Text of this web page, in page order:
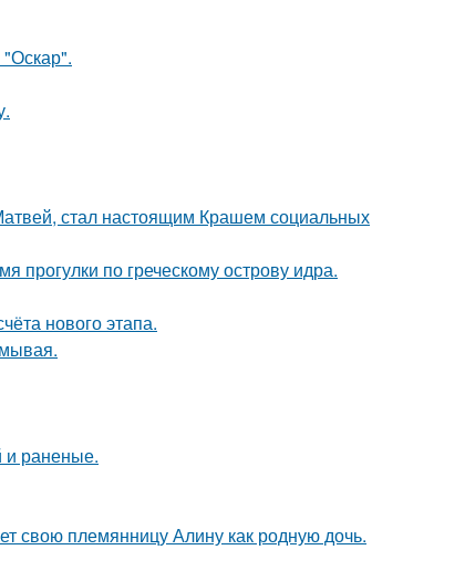
стал настоящим Крашем социальных
прогулки по греческому острову идра.
нового этапа.
и раненые.
свою племянницу Алину как родную дочь.